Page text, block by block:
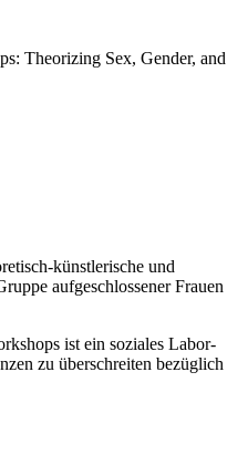
Theorizing Sex, Gender, and
künstlerische und
aufgeschlossener Frauen
ist ein soziales Labor-
zu überschreiten bezüglich